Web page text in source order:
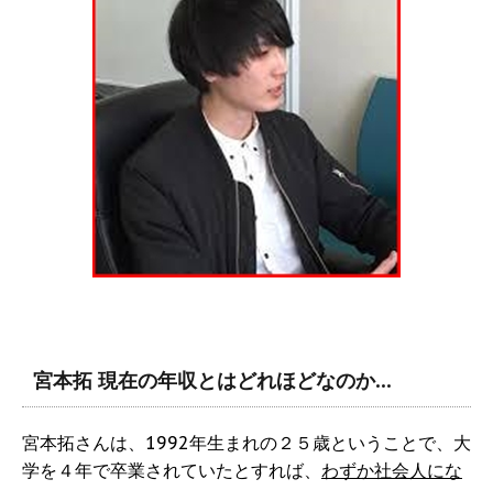
宮本拓 現在の年収とはどれほどなのか…
宮本拓さんは、1992年生まれの２５歳ということで、大
学を４年で卒業されていたとすれば、 わずか社会人にな